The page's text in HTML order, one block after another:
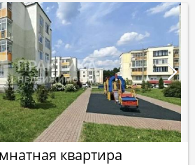
квартира